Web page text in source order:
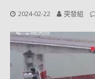
2024-02-22 突發組